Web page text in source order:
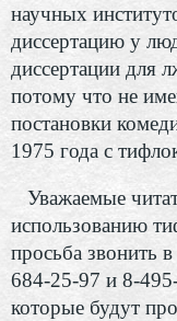
научных
диссертацию у
диссертации для
потому что не
постановки
1975 года с
Уважаемые
использованию
просьба звонить
684-25-97 и 8-
которые будут